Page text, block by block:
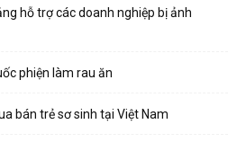
hỗ trợ các doanh nghiệp bị ảnh
phiện làm rau ăn
bán trẻ sơ sinh tại Việt Nam